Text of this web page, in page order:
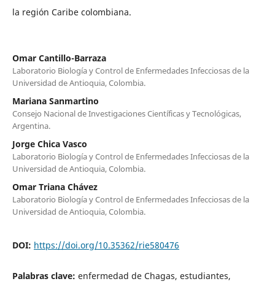
la región Caribe colombiana.
Omar Cantillo-Barraza
Laboratorio Biología y Control de Enfermedades Infecciosas de la
Universidad de Antioquia, Colombia.
Mariana Sanmartino
Consejo Nacional de Investigaciones Científicas y Tecnológicas,
Argentina.
Jorge Chica Vasco
Laboratorio Biología y Control de Enfermedades Infecciosas de la
Universidad de Antioquia, Colombia.
Omar Triana Chávez
Laboratorio Biología y Control de Enfermedades Infecciosas de la
Universidad de Antioquia, Colombia.
DOI: https://doi.org/10.35362/rie580476
Palabras clave: enfermedad de Chagas, estudiantes,